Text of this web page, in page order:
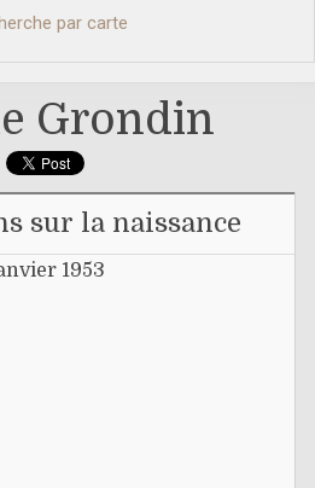
par carte
Grondin
sur la naissance
1953